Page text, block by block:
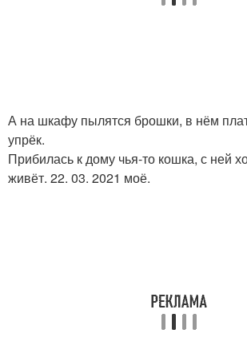
А на шкафу пылятся брошки, в нём
упрёк.
Прибилась к дому чья-то кошка, с ней
живёт. 22. 03. 2021 моё.